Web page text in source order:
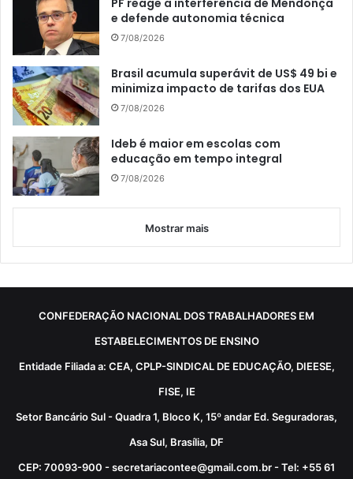
e defende autonomia técnica
7/08/2026
Brasil acumula superávit de US$ 49 bi e
minimiza impacto de tarifas dos EUA
7/08/2026
Ideb é maior em escolas com
educação em tempo integral
7/08/2026
Mostrar mais
CONFEDERAÇÃO NACIONAL DOS TRABALHADORES EM
ESTABELECIMENTOS DE ENSINO
Entidade Filiada a: CEA, CPLP-SINDICAL DE EDUCAÇÃO, DIEESE,
FISE, IE
Setor Bancário Sul - Quadra 1, Bloco K, 15º andar Ed. Seguradoras,
Asa Sul, Brasília, DF
CEP: 70093-900 - secretariacontee@gmail.com.br - Tel: +55 61